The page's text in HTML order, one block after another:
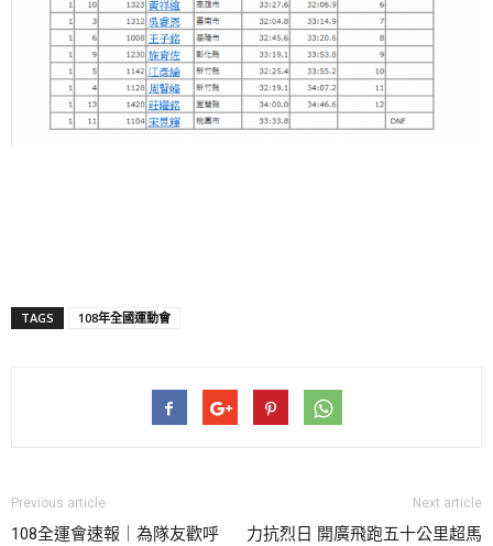
TAGS 108年全國運動會
Previous article
108全運會速報｜為隊友歡呼
Next article
力抗烈日 開廣飛跑五十公里超馬